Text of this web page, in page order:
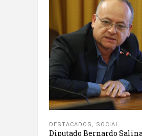
DESTACADOS , SOCIAL
Diputado Bernardo